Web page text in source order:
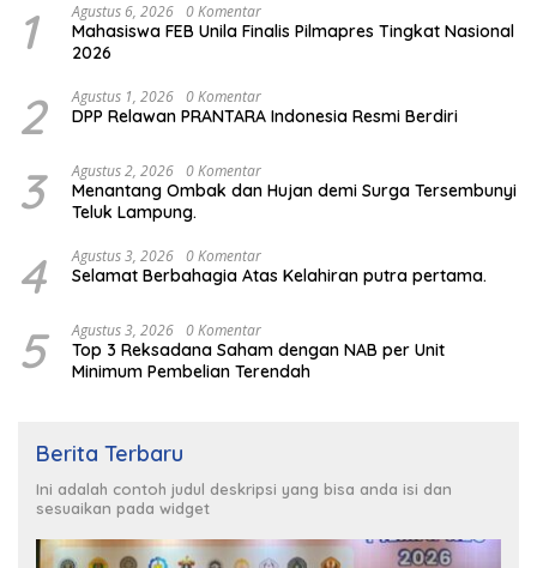
1 Agustus 6, 2026 0 Komentar
Mahasiswa FEB Unila Finalis Pilmapres Tingkat Nasional
2026
2 Agustus 1, 2026 0 Komentar
DPP Relawan PRANTARA Indonesia Resmi Berdiri
3 Agustus 2, 2026 0 Komentar
Menantang Ombak dan Hujan demi Surga Tersembunyi
Teluk Lampung.
4 Agustus 3, 2026 0 Komentar
Selamat Berbahagia Atas Kelahiran putra pertama.
5 Agustus 3, 2026 0 Komentar
Top 3 Reksadana Saham dengan NAB per Unit
Minimum Pembelian Terendah
Berita Terbaru
Ini adalah contoh judul deskripsi yang bisa anda isi dan
sesuaikan pada widget